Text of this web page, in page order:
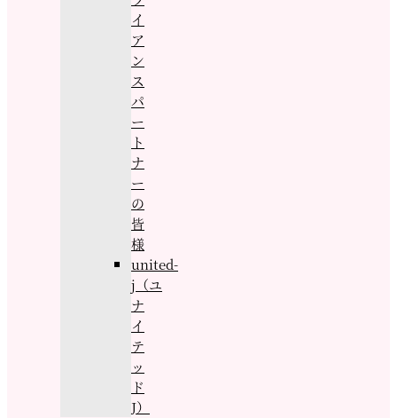
イ
ア
ン
ス
パ
ー
ト
ナ
ー
の
皆
様
united-
j（ユ
ナ
イ
テ
ッ
ド
J）